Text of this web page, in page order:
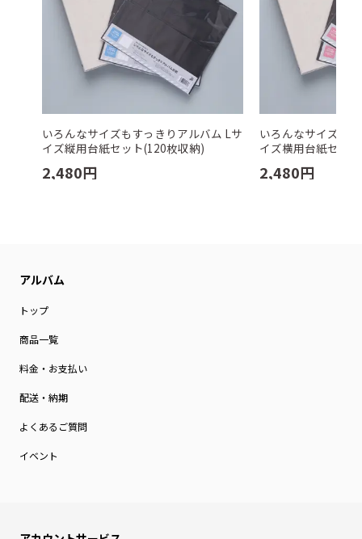
いろんなサイズもすっきりアルバム Lサ
イズ縦用台紙セット(120枚収納)
2,480円
いろんなサイズも
イズ横用台紙セッ
2,480円
トップ
商品一覧
料金・お支払い
配送・納期
よくあるご質問
イベント